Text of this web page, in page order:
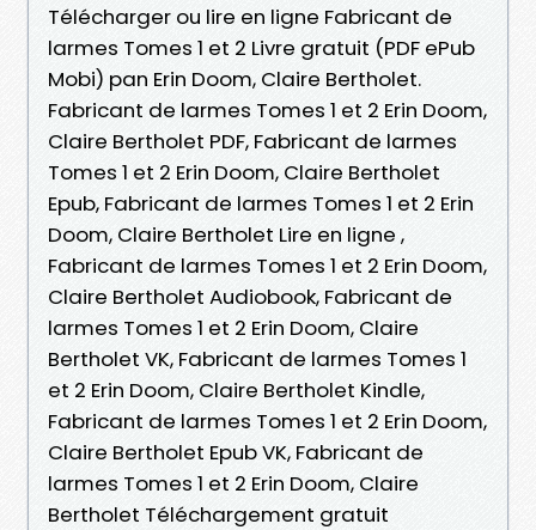
Télécharger ou lire en ligne Fabricant de
larmes Tomes 1 et 2 Livre gratuit (PDF ePub
Mobi) pan Erin Doom, Claire Bertholet.
Fabricant de larmes Tomes 1 et 2 Erin Doom,
Claire Bertholet PDF, Fabricant de larmes
Tomes 1 et 2 Erin Doom, Claire Bertholet
Epub, Fabricant de larmes Tomes 1 et 2 Erin
Doom, Claire Bertholet Lire en ligne ,
Fabricant de larmes Tomes 1 et 2 Erin Doom,
Claire Bertholet Audiobook, Fabricant de
larmes Tomes 1 et 2 Erin Doom, Claire
Bertholet VK, Fabricant de larmes Tomes 1
et 2 Erin Doom, Claire Bertholet Kindle,
Fabricant de larmes Tomes 1 et 2 Erin Doom,
Claire Bertholet Epub VK, Fabricant de
larmes Tomes 1 et 2 Erin Doom, Claire
Bertholet Téléchargement gratuit